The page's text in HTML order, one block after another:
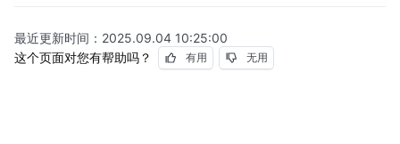
最近更新时间： 2025.09.04 10:25:00
这个页面对您有帮助吗？
有用 无用